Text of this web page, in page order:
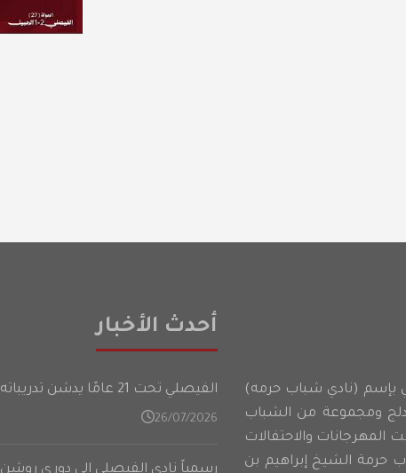
النادي الفيصلي بإسم (نادي شباب حرمه)
ومجموعة من الشباب
المهرجانات والاحتفالات
حرمة الشيخ إبراهيم بن
أحدث الأخبار
الفيصلي تحت 21 عامًا يدشن تدريباته في المعسكر الأعدادي على فترتين
26/07/2026
رسمياً نادي الفيصلي إلى دوري روشن